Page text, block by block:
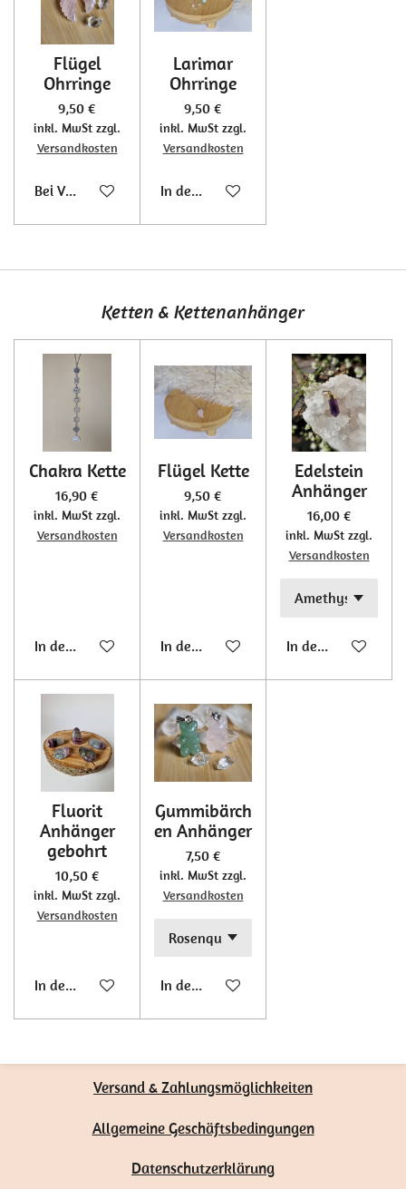
Flügel
Ohrringe
9,50 €
inkl. MwSt zzgl.
Versandkosten
Bei Verfügbarkeit benachrichtigen
Larimar
Ohrringe
9,50 €
inkl. MwSt zzgl.
Versandkosten
In den Warenkorb
Ketten & Kettenanhänger
Chakra Kette
16,90 €
inkl. MwSt zzgl.
Versandkosten
In den Warenkorb
Flügel Kette
9,50 €
inkl. MwSt zzgl.
Versandkosten
In den Warenkorb
Edelstein
Anhänger
16,00 €
inkl. MwSt zzgl.
Versandkosten
In den Warenkorb
Fluorit
Anhänger
gebohrt
10,50 €
inkl. MwSt zzgl.
Versandkosten
In den Warenkorb
Gummibärch
en Anhänger
7,50 €
inkl. MwSt zzgl.
Versandkosten
In den Warenkorb
Versand & Zahlungsmöglichkeiten
Allgemeine Geschäftsbedingungen
Datenschutzerklärung